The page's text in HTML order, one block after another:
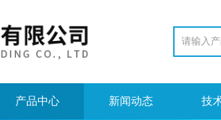
产品中心 新闻动态 技